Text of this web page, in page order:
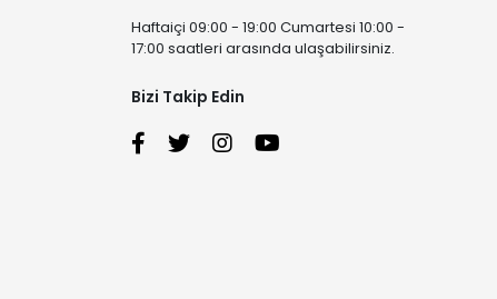
Haftaiçi 09:00 - 19:00 Cumartesi 10:00 -
17:00 saatleri arasında ulaşabilirsiniz.
Bizi Takip Edin